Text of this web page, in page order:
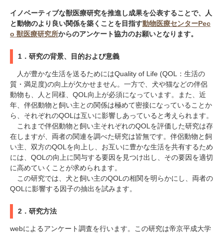
イノベーティブな獣医療研究を推進し成果を公表することで、人
と動物のより良い関係を築くことを目指す動物医療センターPec
o 獣医療研究所からのアンケート協力のお願いとなります。
1．研究の背景、目的および意義
人が豊かな生活を送るためにはQuality of Life (QOL：生活の
質・満足度)の向上が欠かせません。一方で、犬や猫などの伴侶
動物も、人と同様、QOL向上が必須になっています。また、近
年、伴侶動物と飼い主との関係は極めて密接になっていることか
ら、それぞれのQOLは互いに影響しあっていると考えられます。
これまで伴侶動物と飼い主それぞれのQOLを評価した研究は存
在しますが、両者の関連を調べた研究は皆無です。伴侶動物と飼
い主、双方のQOLを向上し、お互いに豊かな生活を共有するため
には、QOLの向上に関与する要因を見つけ出し、その要因を適切
に高めていくことが求められます。
この研究では、犬と飼い主のQOLの相関を明らかにし、両者の
QOLに影響する因子の抽出を試みます。
2．研究方法
webによるアンケート調査を行います。この研究は帝京平成大学